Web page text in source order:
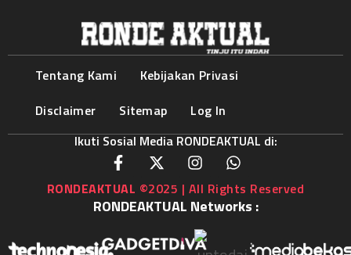
Tentang Kami
Kebijakan Privasi
Disclaimer
Sitemap
Log In
Ikuti Sosial Media RONDEAKTUAL di:
RONDEAKTUAL ©2025 | All Rights Reserved
RONDEAKTUAL Networks :